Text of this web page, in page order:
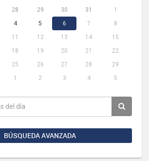
28 29 30 31
1
4 5 6 7
8
11 12 13 14
15
18 19 20 21
22
25 26 27 28
29
1 2 3 4 5
BÚSQUEDA AVANZADA